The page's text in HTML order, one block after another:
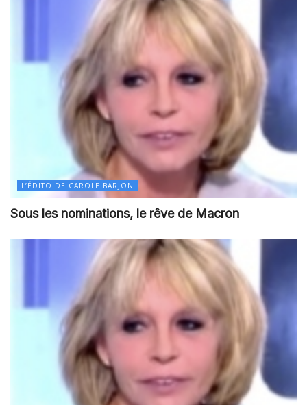
L’ÉDITO DE CAROLE BARJON
Sous les nominations, le rêve de Macron